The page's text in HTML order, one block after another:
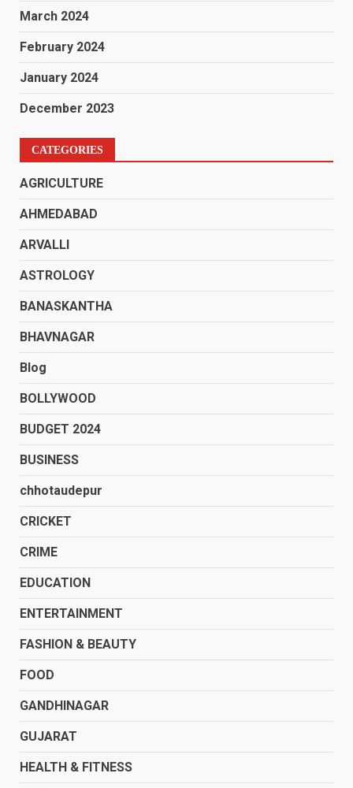
March 2024
February 2024
January 2024
December 2023
CATEGORIES
AGRICULTURE
AHMEDABAD
ARVALLI
ASTROLOGY
BANASKANTHA
BHAVNAGAR
Blog
BOLLYWOOD
BUDGET 2024
BUSINESS
chhotaudepur
CRICKET
CRIME
EDUCATION
ENTERTAINMENT
FASHION & BEAUTY
FOOD
GANDHINAGAR
GUJARAT
HEALTH & FITNESS